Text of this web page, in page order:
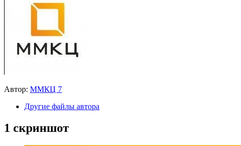
Автор: ММКЦ 7
Другие файлы автора
1 скриншот